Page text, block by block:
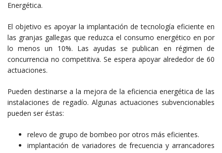
Energética.
El objetivo es apoyar la implantación de tecnología eficiente en
las granjas gallegas que reduzca el consumo energético en por
lo menos un 10%. Las ayudas se publican en régimen de
concurrencia no competitiva. Se espera apoyar alrededor de 60
actuaciones.
Pueden destinarse a la mejora de la eficiencia energética de las
instalaciones de regadío. Algunas actuaciones subvencionables
pueden ser éstas:
relevo de grupo de bombeo por otros más eficientes.
implantación de variadores de frecuencia y arrancadores